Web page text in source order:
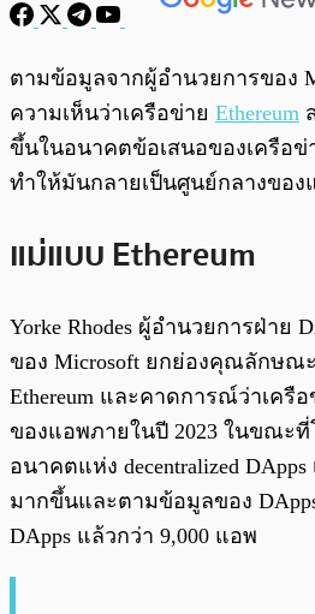
ตามข้อมูลจากผู้อำนวยการของ
ความเห็นว่าเครือข่าย Ethereum
ขึ้นในอนาคตข้อเสนอของเครือ
ทำให้มันกลายเป็นศูนย์กลางของ
แม่แบบ Ethereum
Yorke Rhodes ผู้อำนวยการฝ่าย
ของ Microsoft ยกย่องคุณลักษณ
Ethereum และคาดการณ์ว่าเครื
ของแอพภายในปี 2023 ในขณะที่
อนาคตแห่ง decentralized
มากขึ้นและตามข้อมูลของ
DApps แล้วกว่า 9,000 แอพ